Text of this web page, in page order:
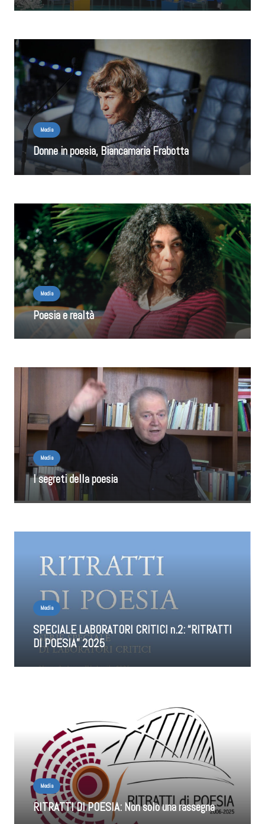
Media
Donne in poesia, Biancamaria Frabotta
Media
Poesia e realtà
Media
I segreti della poesia
Media
SPECIALE LABORATORI CRITICI n.2: “RITRATTI
DI POESIA” 2025
Media
RITRATTI DI POESIA: Non solo una rassegna